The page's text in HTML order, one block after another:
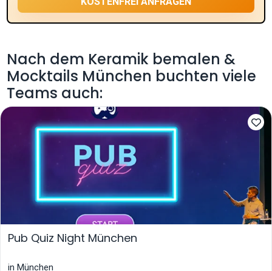
Nach dem Keramik bemalen &
Mocktails München buchten viele
Teams auch:
Pub Quiz Night München
in München